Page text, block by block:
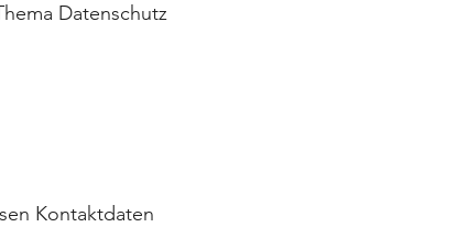
Datenschutz
Kontaktdaten